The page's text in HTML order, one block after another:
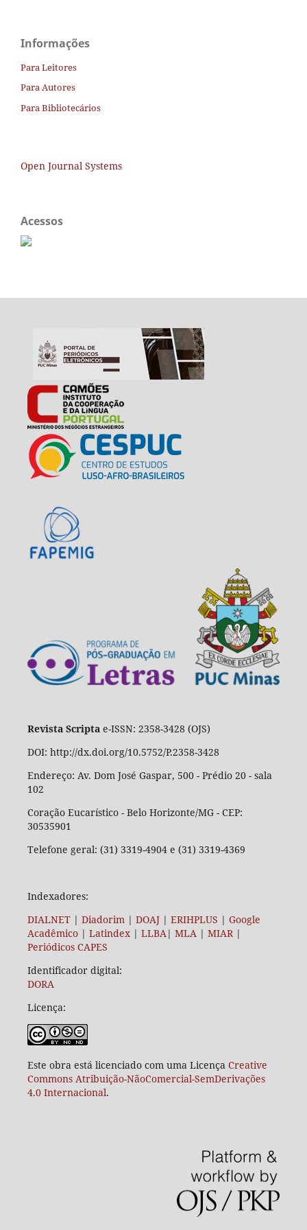
Informações
Para Leitores
Para Autores
Para Bibliotecários
Open Journal Systems
Acessos
Revista Scripta e-ISSN: 2358-3428 (OJS)
DOI: http://dx.doi.org/10.5752/P.2358-3428
Endereço: Av. Dom José Gaspar, 500 - Prédio 20 - sala
102
Coração Eucarístico - Belo Horizonte/MG - CEP:
30535901
Telefone geral: (31) 3319-4904 e (31) 3319-4369
Indexadores:
DIALNET| Diadorim | DOAJ| ERIHPLUS | Google
Acadêmico| Latindex| LLBA | MLA | MIAR |
Periódicos CAPES
Identificador digital:
DORA
Licença:
Este obra está licenciado com uma Licença Creative
Commons Atribuição-NãoComercial-SemDerivações
4.0 Internacional.